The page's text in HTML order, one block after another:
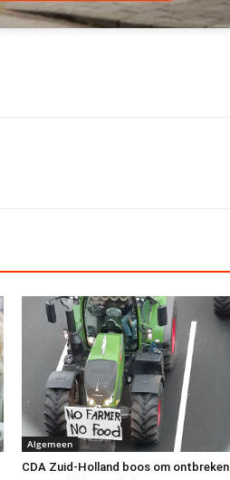
Algemeen
CDA Zuid-Holland boos om ontbreken